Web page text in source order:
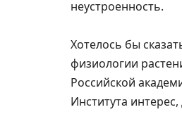
неустроенность.
Хотелось бы
физиологии
Российской
Института